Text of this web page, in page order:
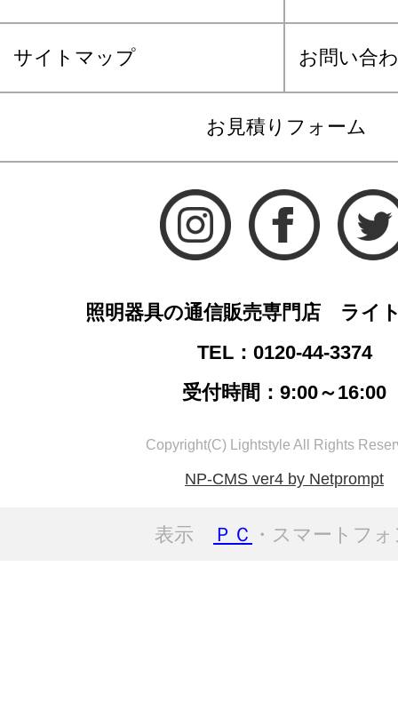
サイトマップ お問い合
お見積りフォーム
照明器具の通信販売専門店 ライ
TEL：0120-44-3374
受付時間：9:00～16:00
Copyright(C) Lightstyle All Rights
NP-CMS ver4 by Netprompt
表示 ＰＣ ・スマートフ